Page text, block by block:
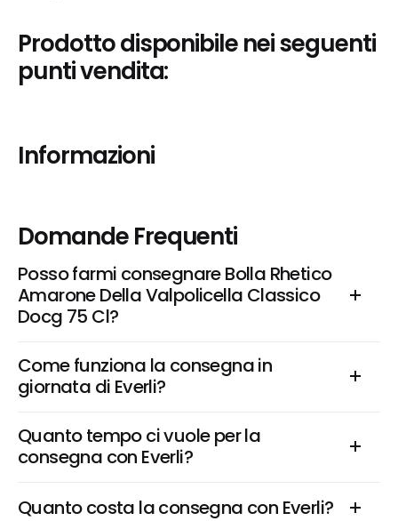
Prodotto disponibile nei seguenti
punti vendita:
Informazioni
Domande Frequenti
Posso farmi consegnare Bolla Rhetico
Amarone Della Valpolicella Classico
Docg 75 Cl?
Come funziona la consegna in
giornata di Everli?
Quanto tempo ci vuole per la
consegna con Everli?
Quanto costa la consegna con Everli?